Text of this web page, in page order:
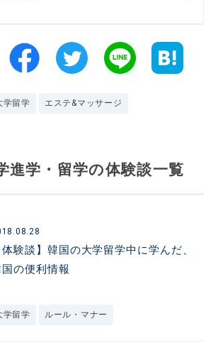
学留学 エステ&マッサージ
進学・留学の体験談一覧
体験談】韓国の大学留学中に学んだ、
の便利情報
学留学 ルール・マナー